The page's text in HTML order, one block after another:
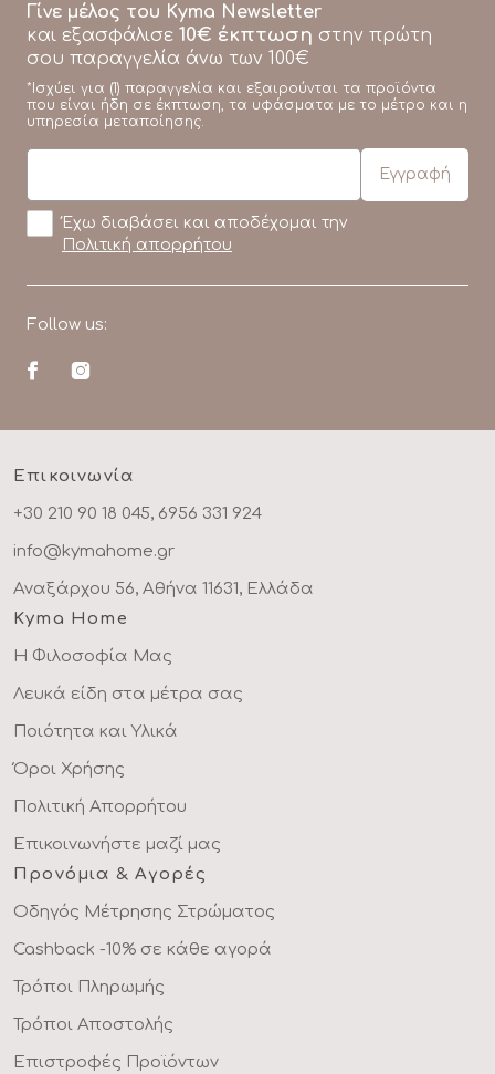
Γίνε μέλος του Kyma Newsletter
και εξασφάλισε 10€ έκπτωση στην πρώτη
σου παραγγελία άνω των 100€
*Ισχύει για (1) παραγγελία και εξαιρούνται τα προϊόντα
που είναι ήδη σε έκπτωση, τα υφάσματα με το μέτρο και η
υπηρεσία μεταποίησης.
Έχω διαβάσει και αποδέχομαι την
Πολιτική απορρήτου
Follow us:
Επικοινωνία
+30 210 90 18 045, 6956 331 924
info@kymahome.gr
Αναξάρχου 56, Αθήνα 11631, Ελλάδα
Kyma Home
Η Φιλοσοφία Μας
Λευκά είδη στα μέτρα σας
Ποιότητα και Υλικά
Όροι Χρήσης
Πολιτική Απορρήτου
Επικοινωνήστε μαζί μας
Προνόμια & Αγορές
Οδηγός Μέτρησης Στρώματος
Cashback -10% σε κάθε αγορά
Τρόποι Πληρωμής
Τρόποι Αποστολής
Επιστροφές Προϊόντων